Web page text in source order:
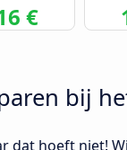
€
bij
dat hoeft niet!